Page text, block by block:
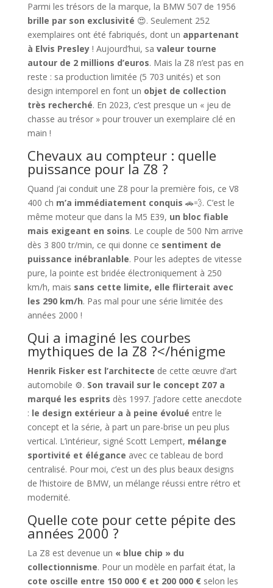
Parmi les trésors de la marque, la BMW 507 de 1956
brille par son exclusivité 😍. Seulement 252
exemplaires ont été fabriqués, dont un appartenant
à Elvis Presley! Aujourd’hui, sa valeur tourne
autour de 2 millions d’euros. Mais la Z8 n’est pas en
reste : sa production limitée (5 703 unités) et son
design intemporel en font un objet de collection
très recherché. En 2023, c’est presque un « jeu de
chasse au trésor » pour trouver un exemplaire clé en
main !
Chevaux au compteur : quelle
puissance pour la Z8 ?
Quand j’ai conduit une Z8 pour la première fois, ce V8
400 ch m’a immédiatement conquis 🚗💨. C’est le
même moteur que dans la M5 E39, un bloc fiable
mais exigeant en soins. Le couple de 500 Nm arrive
dès 3 800 tr/min, ce qui donne ce sentiment de
puissance inébranlable. Pour les adeptes de vitesse
pure, la pointe est bridée électroniquement à 250
km/h, mais sans cette limite, elle flirterait avec
les 290 km/h. Pas mal pour une série limitée des
années 2000 !
Qui a imaginé les courbes
mythiques de la Z8 ?</hénigme
Henrik Fisker est l’architecte de cette œuvre d’art
automobile ⚙️. Son travail sur le concept Z07 a
marqué les esprits dès 1997. J’adore cette anecdote
: le design extérieur a à peine évolué entre le
concept et la série, à part un pare-brise un peu plus
vertical. L’intérieur, signé Scott Lempert, mélange
sportivité et élégance avec ce tableau de bord
centralisé. Pour moi, c’est un des plus beaux designs
de l’histoire de BMW, un mélange réussi entre rétro et
modernité.
Quelle cote pour cette pépite des
années 2000 ?
La Z8 est devenue un « blue chip » du
collectionnisme. Pour un modèle en parfait état, la
cote oscille entre 150 000 € et 200 000 €selon les